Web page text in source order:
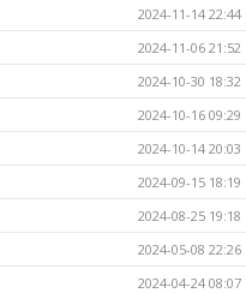
2024-11-14 22:44
2024-11-06 21:52
2024-10-30 18:32
2024-10-16 09:29
2024-10-14 20:03
2024-09-15 18:19
2024-08-25 19:18
2024-05-08 22:26
2024-04-24 08:07